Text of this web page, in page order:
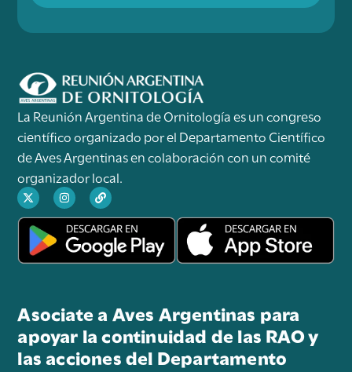
La Reunión Argentina de Ornitología es un congreso
científico organizado por el Departamento Científico
de Aves Argentinas en colaboración con un comité
organizador local.
Asociate a Aves Argentinas para
apoyar la continuidad de las RAO y
las acciones del Departamento